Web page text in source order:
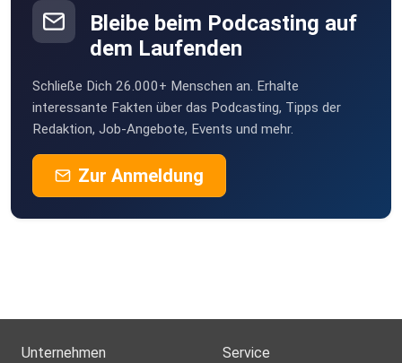
Bleibe beim Podcasting auf
dem Laufenden
Schließe Dich 26.000+ Menschen an. Erhalte
interessante Fakten über das Podcasting, Tipps der
Redaktion, Job-Angebote, Events und mehr.
Zur Anmeldung
Unternehmen Service